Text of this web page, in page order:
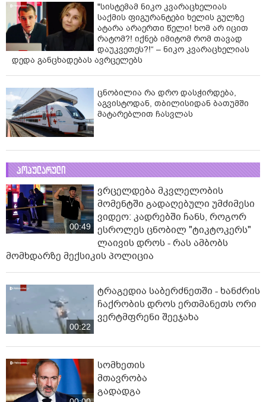
"სისტემამ ნიკო კვარაცხელიას
საქმის ფიგურანტები ხელის გულზე
ატარა არაერთი წელი! ხომ არ იცით
რატომ?! იქნებ იმიტომ რომ თავად
დაუკვეთეს?!“ – ნიკო კვარაცხელიას
დედა განცხადებას ავრცელებს
ცნობილია რა დრო დასჭირდება,
აგვისტოდან, თბილისიდან ბათუმში
მატარებლით ჩასვლას
პოპულარული
00:49
ვრცელდება მკვლელობის
მომენტში გადაღებული უმძიმესი
ვიდეო: კადრებში ჩანს, როგორ
ესროლეს ცნობილ "ტიკტოკერს"
ლაივის დროს - რას ამბობს
მომხდარზე მექსიკის პოლიცია
00:22
ტრაგედია საბერძნეთში - ხანძრის
ჩაქრობის დროს ერთმანეთს ორი
ვერტმფრენი შეეჯახა
სომხეთის
მთავრობა
გადადგა